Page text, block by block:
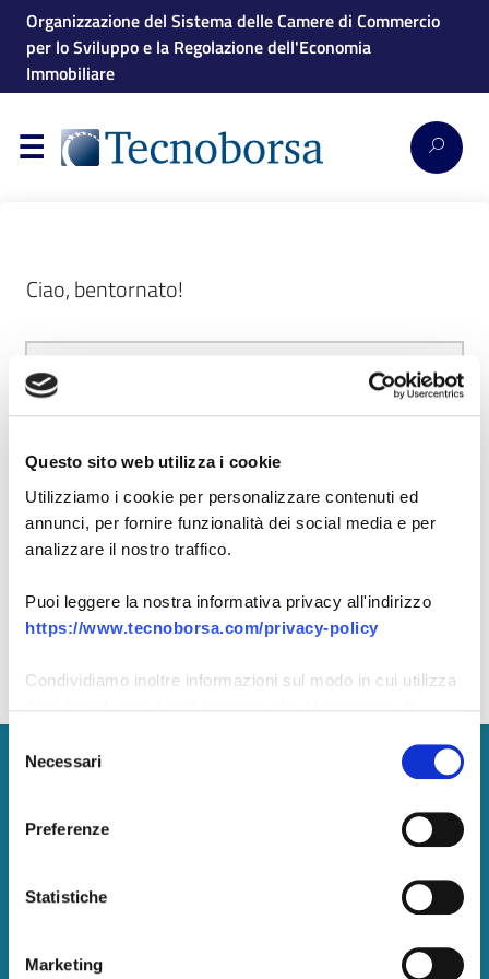
Questo sito web utilizza i cookie
Utilizziamo i cookie per personalizzare contenuti ed
annunci, per fornire funzionalità dei social media e per
analizzare il nostro traffico.
Puoi leggere la nostra informativa privacy all'indirizzo
https://www.tecnoborsa.com/privacy-policy
Condividiamo inoltre informazioni sul modo in cui utilizza
potrebbero combinarle con altre informazioni che ha
fornito loro o che hanno raccolto dal suo utilizzo dei loro
delNecessari
Preferenze
Statistiche
Marketing
Organizzazione del Sistema delle Camere di Commercio
per lo Sviluppo e la Regolazione dell'Economia
Immobiliare
Ciao, bentornato!
Ricordami Password dimenticata?
ACCEDI
P. IVA:05375771002